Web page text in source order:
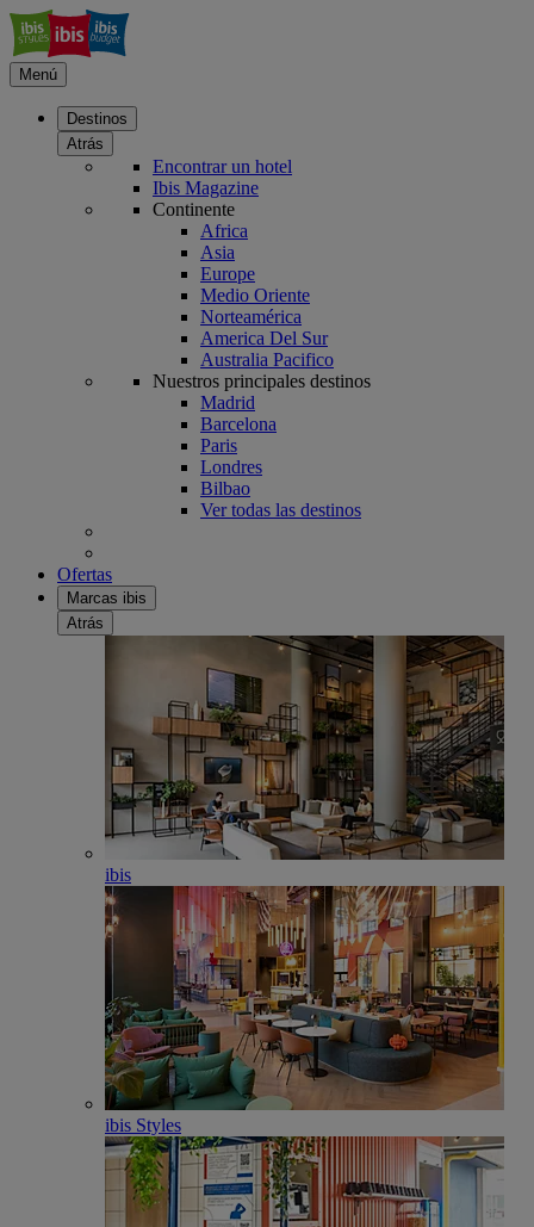
Menú
Destinos
Atrás
Encontrar un hotel
Ibis Magazine
Continente
Africa
Asia
Europe
Medio Oriente
Norteamérica
America Del Sur
Australia Pacifico
Nuestros principales destinos
Madrid
Barcelona
Paris
Londres
Bilbao
Ver todas las destinos
Ofertas
Marcas ibis
Atrás
ibis
ibis Styles